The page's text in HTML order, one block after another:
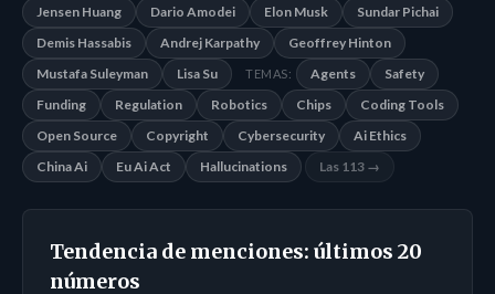
Jensen Huang
Dario Amodei Elon Musk
Sundar Pichai
Demis Hassabis
Andrej Karpathy
Geoffrey Hinton
Mustafa Suleyman
Lisa Su TEMAS: Agents
Safety
Funding
Regulation Robotics Chips
Coding Tools
Open Source
Copyright Cybersecurity
Ai Ethics
China Ai
Eu Ai Act Hallucinations Las 113 →
Tendencia de menciones: últimos 20
números